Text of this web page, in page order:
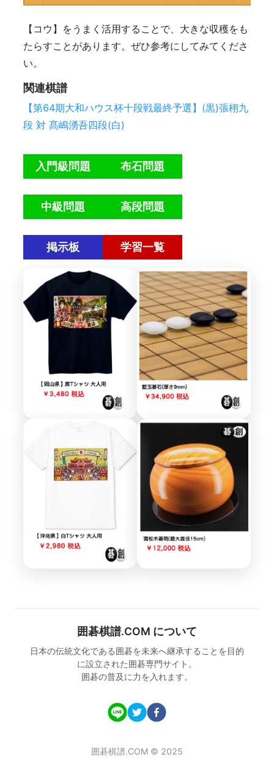
【コウ】をうまく活用することで、大きな収穫をも
たらすことがあります。ぜひ参考にしてみてくださ
い。
関連棋譜
【第64期大和ハウス杯十段戦最終予選】(黒)張栩九
段 対 髙嶋湧吾四段(白)
入門級問題 布石問題
中級問題 高段問題
掲示板 学習一覧
囲碁棋譜.COM について
日本の伝統文化である囲碁を未来へ継承することを目的
に設立された囲碁専門サイト。
囲碁の普及に力を入れます。
囲碁棋譜.COM © 2025